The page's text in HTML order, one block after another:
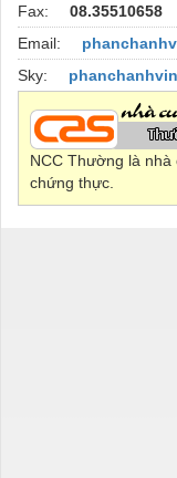
Fax:
08.35510658
Email:
Sky:
NCC Thường là
chứng thực.